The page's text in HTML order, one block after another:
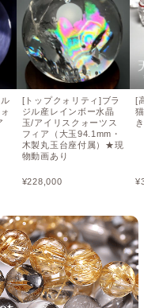
[トップクォリティ]ブラ
ジル産レインボー水晶
玉/アイリスクォーツス
フィア（大玉94.1mm・
木製丸玉台座付属）★現
物動画あり
¥228,000
[
¥